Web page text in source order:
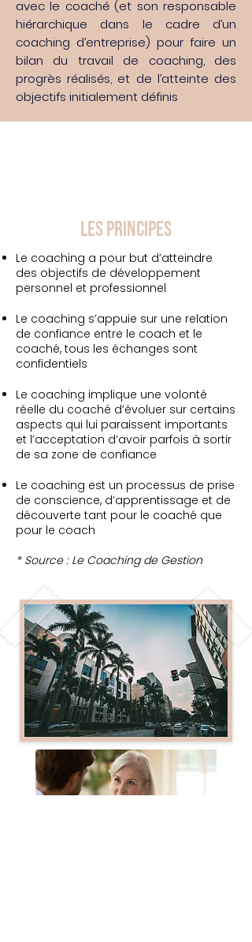
avec le coaché (et son responsable
hiérarchique dans le cadre d’un
coaching d’entreprise) pour faire un
bilan du travail de coaching, des
progrès réalisés, et de l’atteinte des
objectifs initialement définis
LES PRINCIPES
Le coaching a pour but d’atteindre
des objectifs de développement
personnel et professionnel
Le coaching s’appuie sur une relation
de confiance entre le coach et le
coaché, tous les échanges sont
confidentiels
Le coaching implique une volonté
réelle du coaché d’évoluer sur certains
aspects qui lui paraissent importants
et l’acceptation d’avoir parfois à sortir
de sa zone de confiance
Le coaching est un processus de prise
de conscience, d’apprentissage et de
découverte tant pour le coaché que
pour le coach
* Source : Le Coaching de Gestion